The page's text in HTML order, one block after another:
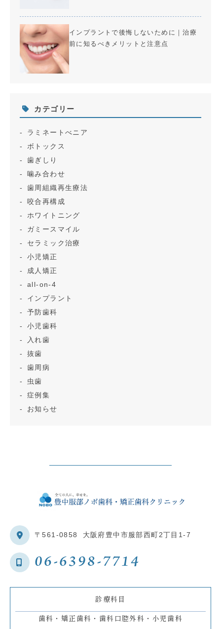
インプラントで後悔しないために｜治療
前に知るべきメリットと注意点
カテゴリー
ラミネートべニア
ボトックス
歯ぎしり
噛み合わせ
歯周組織再生療法
咬合再構成
ホワイトニング
ガミースマイル
セラミック治療
小児矯正
成人矯正
all-on-4
インプラント
予防歯科
小児歯科
入れ歯
抜歯
歯周病
虫歯
症例集
お知らせ
〒561-0858 大阪府豊中市服部西町2丁目1-7
06-6398-7714
診療科目
歯科・矯正歯科・歯科口腔外科・小児歯科